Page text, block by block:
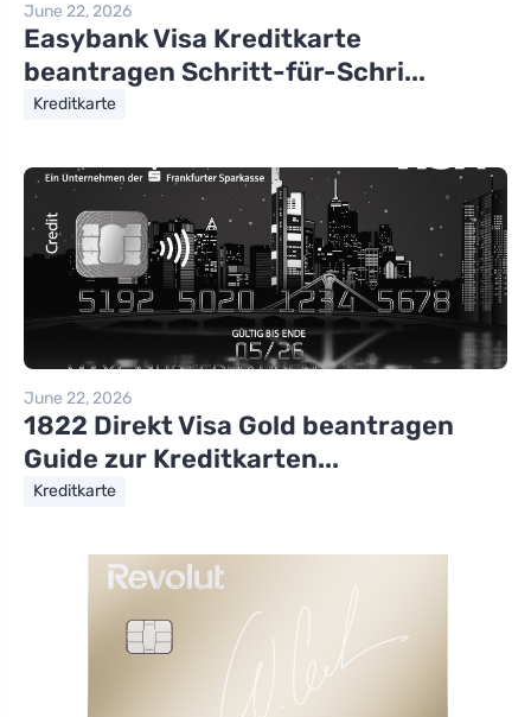
June 22, 2026
Easybank Visa Kreditkarte
beantragen Schritt-für-Schri...
Kreditkarte
June 22, 2026
1822 Direkt Visa Gold beantragen
Guide zur Kreditkarten...
Kreditkarte